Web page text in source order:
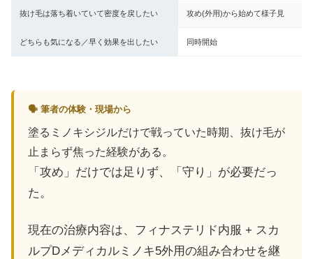
抜け毛は落ち着いていて密度を戻したい 攻め(外用)から始めて様子見
どちらも気になる／早く効果を出したい 同時開始
🗣 筆者の体験・現場から
塗るミノキシジルだけで戦っていた時期、抜け毛が
止まらず焦った経験がある。
「攻め」だけでは足りず、「守り」が必要だっ
た。
現在の治療内容は、フィナステリド内服 + スカ
ルプDメディカルミノキ5外用の組み合わせを継